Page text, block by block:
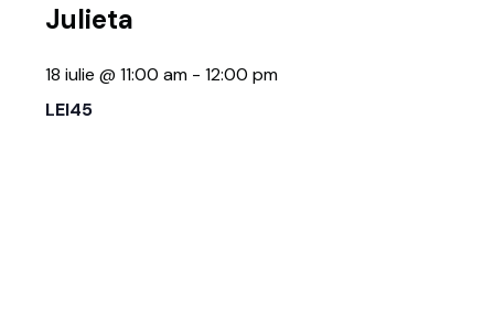
Julieta
18 iulie @ 11:00 am - 12:00 pm
LEI45